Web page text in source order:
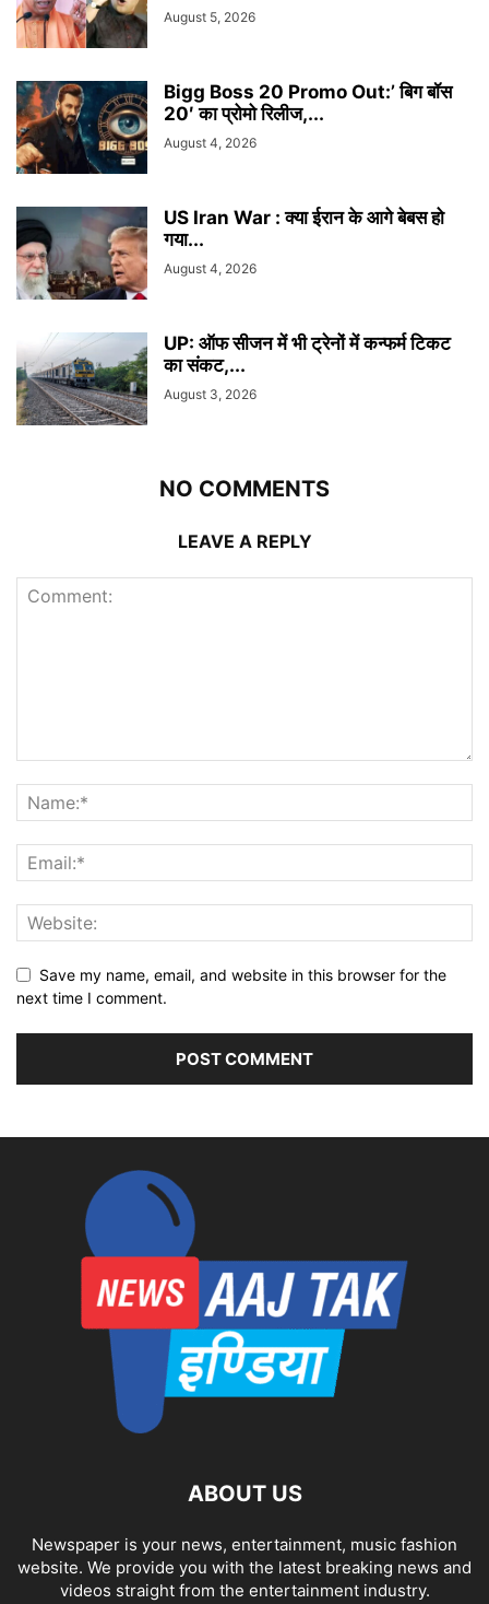
August 5, 2026
Bigg Boss 20 Promo Out:’ बिग बॉस
20′ का प्रोमो रिलीज,...
August 4, 2026
US Iran War : क्या ईरान के आगे बेबस हो
गया...
August 4, 2026
UP: ऑफ सीजन में भी ट्रेनों में कन्फर्म टिकट
का संकट,...
August 3, 2026
NO COMMENTS
LEAVE A REPLY
Save my name, email, and website in this browser for the
next time I comment.
ABOUT US
Newspaper is your news, entertainment, music fashion
website. We provide you with the latest breaking news and
videos straight from the entertainment industry.